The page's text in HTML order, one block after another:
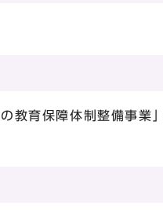
教育保障体制整備事業